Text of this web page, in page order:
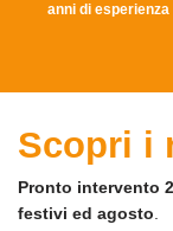
anni di esperienza
Scopri i
Pronto intervento
festivi ed agosto